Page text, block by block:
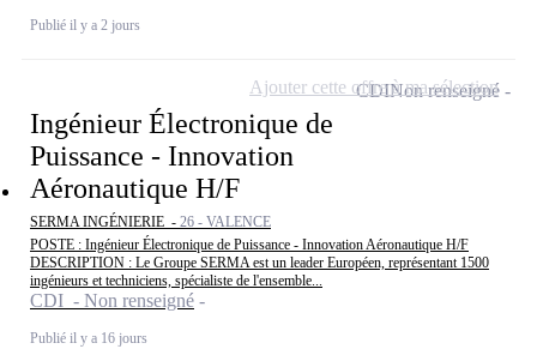
Publié il y a 2 jours
Ingénieur Électronique de
Puissance - Innovation
Aéronautique H/F
SERMA INGÉNIERIE - 26 - VALENCE
POSTE : Ingénieur Électronique de Puissance - Innovation Aéronautique H/F
DESCRIPTION : Le Groupe SERMA est un leader Européen, représentant 1500
ingénieurs et techniciens, spécialiste de l'ensemble...
CDI - Non renseigné
Publié il y a 16 jours
CDINon renseigné
Ajouter cette offre à ma sélection